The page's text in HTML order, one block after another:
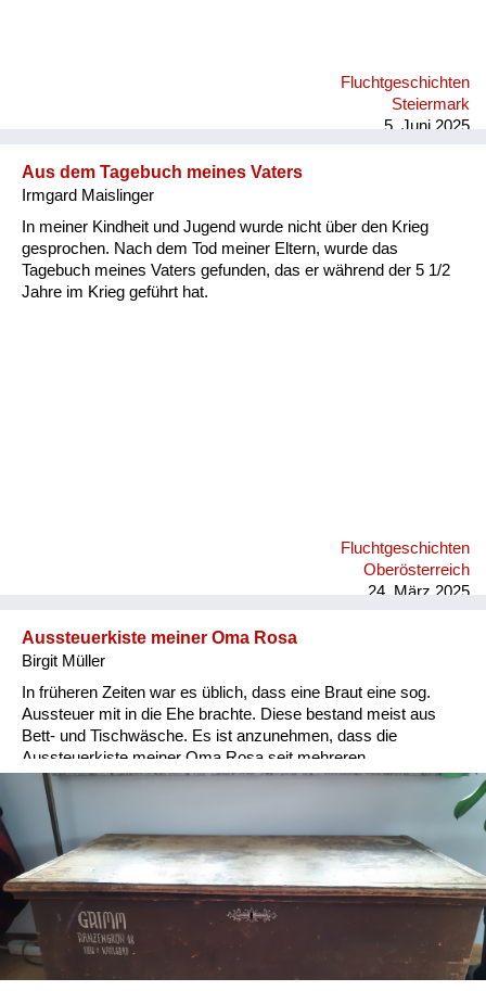
Fluchtgeschichten
Steiermark
5. Juni 2025
Aus dem Tagebuch meines Vaters
Irmgard Maislinger
In meiner Kindheit und Jugend wurde nicht über den Krieg
gesprochen. Nach dem Tod meiner Eltern, wurde das
Tagebuch meines Vaters gefunden, das er während der 5 1/2
Jahre im Krieg geführt hat.
Fluchtgeschichten
Oberösterreich
24. März 2025
Aussteuerkiste meiner Oma Rosa
Birgit Müller
In früheren Zeiten war es üblich, dass eine Braut eine sog.
Aussteuer mit in die Ehe brachte. Diese bestand meist aus
Bett- und Tischwäsche. Es ist anzunehmen, dass die
Aussteuerkiste meiner Oma Rosa seit mehreren
Generationen weitergereicht wurde. Die Beschriftung wurde
erst 1946 hinzugefügt, da meine Großeltern diese Kiste als
persönliches Gepäckstück bei der Vertreibung aus der Heimat
mitgeführt hatten. Heute befindet sich dieses einmalige
Erbstück im Besitz einer meiner Cousinen.